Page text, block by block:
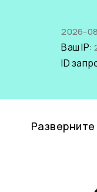
2026-
Ваш IP:
ID